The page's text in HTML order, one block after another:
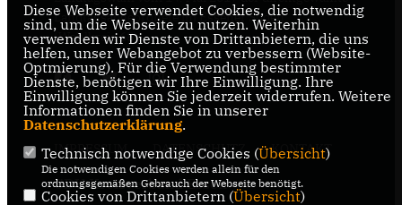
Landtagsabgeordnete im Essener Süden
(Wahlkreis 68).
IMPRESSUM DATENSCHUTZ KONTAKT
CDU Kreisverband Essen
Diese Webseite verwendet Cookies, die notwendig
sind, um die Webseite zu nutzen. Weiterhin
verwenden wir Dienste von Drittanbietern, die uns
helfen, unser Webangebot zu verbessern (Website-
Optmierung). Für die Verwendung bestimmter
Dienste, benötigen wir Ihre Einwilligung. Ihre
Einwilligung können Sie jederzeit widerrufen. Weitere
Informationen finden Sie in unserer
Datenschutzerklärung.
Technisch notwendige Cookies (Übersicht)
Die notwendigen Cookies werden allein für den
ordnungsgemäßen Gebrauch der Webseite benötigt.
Cookies von Drittanbietern (Übersicht)